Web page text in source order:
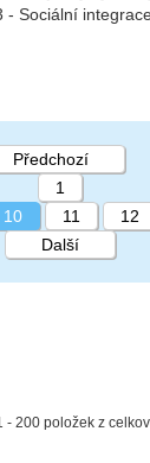
- Sociální
10 36
- 200 položek z
Předchozí
1
10 11 12
Další